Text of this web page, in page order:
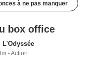
à ne pas manquer
box office
L'Odyssée
- Action